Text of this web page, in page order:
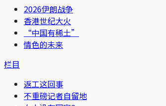
2026伊朗战争
香港世纪大火
“中国有稀土”
情色的未来
栏目
返工这回事
不重磅记者自留地